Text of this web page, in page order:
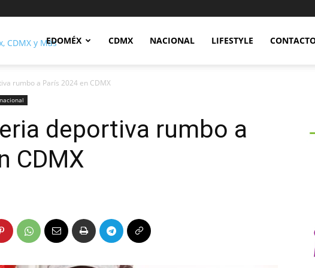
Notidex
EDOMÉX CDMX NACIONAL LIFESTYLE
rumbo a París 2024 en CDMX
deportiva rumbo a
CDMX